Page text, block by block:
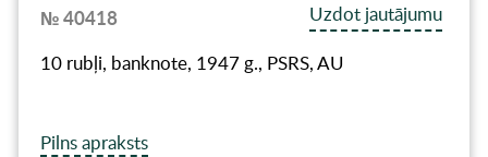
№ 40418
Uzdot jautājumu
10 rubļi, banknote, 1947 g., PSRS, AU
Pilns apraksts